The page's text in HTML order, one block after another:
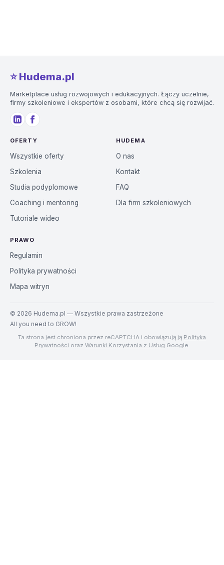
⭐️ Hudema.pl
Marketplace usług rozwojowych i edukacyjnych. Łączy uczelnie,
firmy szkoleniowe i ekspertów z osobami, które chcą się rozwijać.
OFERTY
Wszystkie oferty
Szkolenia
Studia podyplomowe
Coaching i mentoring
Tutoriale wideo
HUDEMA
O nas
Kontakt
FAQ
Dla firm szkoleniowych
PRAWO
Regulamin
Polityka prywatności
Mapa witryn
© 2026 Hudema.pl — Wszystkie prawa zastrzeżone
All you need to GROW!
Ta strona jest chroniona przez reCAPTCHA i obowiązują ją Polityka
Prywatności oraz Warunki Korzystania z Usług Google.